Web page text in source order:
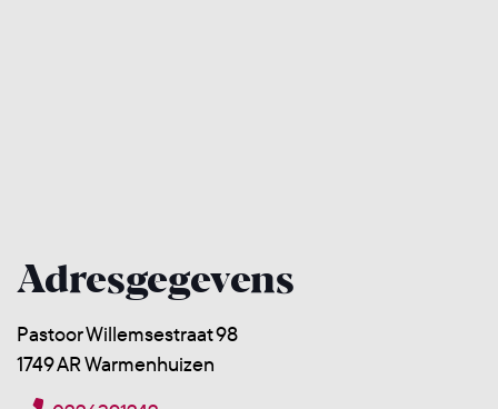
Adresgegevens
Pastoor Willemsestraat 98
1749 AR Warmenhuizen